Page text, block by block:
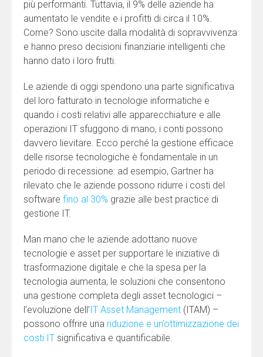
più performanti. Tuttavia, il 9% delle aziende ha
aumentato le vendite e i profitti di circa il 10%.
Come? Sono uscite dalla modalità di sopravvivenza
e hanno preso decisioni finanziarie intelligenti che
hanno dato i loro frutti.
Le aziende di oggi spendono una parte significativa
del loro fatturato in tecnologie informatiche e
quando i costi relativi alle apparecchiature e alle
operazioni IT sfuggono di mano, i conti possono
davvero lievitare. Ecco perché la gestione efficace
delle risorse tecnologiche è fondamentale in un
periodo di recessione: ad esempio, Gartner ha
rilevato che le aziende possono ridurre i costi del
software fino al 30% grazie alle best practice di
gestione IT.
Man mano che le aziende adottano nuove
tecnologie e asset per supportare le iniziative di
trasformazione digitale e che la spesa per la
tecnologia aumenta, le soluzioni che consentono
una gestione completa degli asset tecnologici –
l’evoluzione dell’IT Asset Management (ITAM) –
possono offrire una riduzione e un’ottimizzazione dei
costi IT significativa e quantificabile.